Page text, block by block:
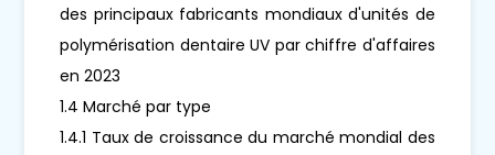
des principaux fabricants mondiaux d'unités de
polymérisation dentaire UV par chiffre d'affaires
en 2023
1.4 Marché par type
1.4.1 Taux de croissance du marché mondial des